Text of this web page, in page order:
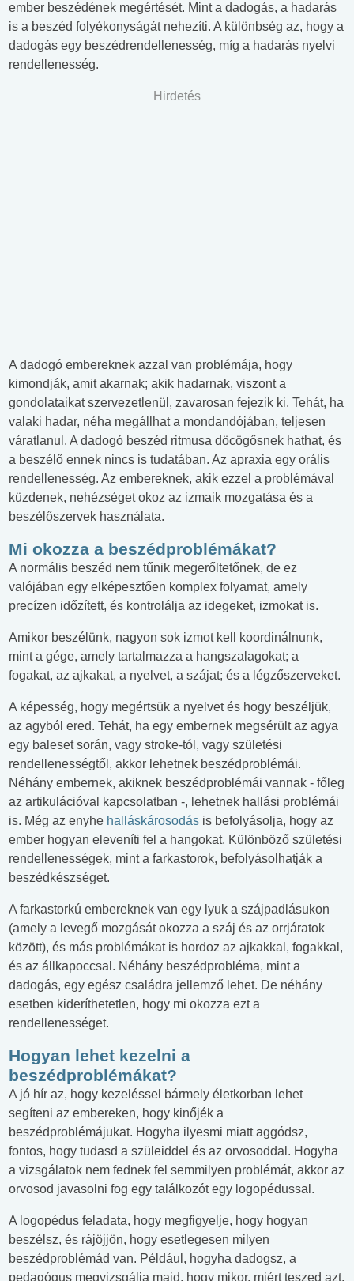
ember beszédének megértését. Mint a dadogás, a hadarás
is a beszéd folyékonyságát nehezíti. A különbség az, hogy a
dadogás egy beszédrendellenesség, míg a hadarás nyelvi
rendellenesség.
Hirdetés
A dadogó embereknek azzal van problémája, hogy
kimondják, amit akarnak; akik hadarnak, viszont a
gondolataikat szervezetlenül, zavarosan fejezik ki. Tehát, ha
valaki hadar, néha megállhat a mondandójában, teljesen
váratlanul. A dadogó beszéd ritmusa döcögősnek hathat, és
a beszélő ennek nincs is tudatában. Az apraxia egy orális
rendellenesség. Az embereknek, akik ezzel a problémával
küzdenek, nehézséget okoz az izmaik mozgatása és a
beszélőszervek használata.
Mi okozza a beszédproblémákat?
A normális beszéd nem tűnik megerőltetőnek, de ez
valójában egy elképesztően komplex folyamat, amely
precízen időzített, és kontrolálja az idegeket, izmokat is.
Amikor beszélünk, nagyon sok izmot kell koordinálnunk,
mint a gége, amely tartalmazza a hangszalagokat; a
fogakat, az ajkakat, a nyelvet, a szájat; és a légzőszerveket.
A képesség, hogy megértsük a nyelvet és hogy beszéljük,
az agyból ered. Tehát, ha egy embernek megsérült az agya
egy baleset során, vagy stroke-tól, vagy születési
rendellenességtől, akkor lehetnek beszédproblémái.
Néhány embernek, akiknek beszédproblémái vannak - főleg
az artikulációval kapcsolatban -, lehetnek hallási problémái
is. Még az enyhe halláskárosodás is befolyásolja, hogy az
ember hogyan eleveníti fel a hangokat. Különböző születési
rendellenességek, mint a farkastorok, befolyásolhatják a
beszédkészséget.
A farkastorkú embereknek van egy lyuk a szájpadlásukon
(amely a levegő mozgását okozza a száj és az orrjáratok
között), és más problémákat is hordoz az ajkakkal, fogakkal,
és az állkapoccsal. Néhány beszédprobléma, mint a
dadogás, egy egész családra jellemző lehet. De néhány
esetben kideríthetetlen, hogy mi okozza ezt a
rendellenességet.
Hogyan lehet kezelni a
beszédproblémákat?
A jó hír az, hogy kezeléssel bármely életkorban lehet
segíteni az embereken, hogy kinőjék a
beszédproblémájukat. Hogyha ilyesmi miatt aggódsz,
fontos, hogy tudasd a szüleiddel és az orvosoddal. Hogyha
a vizsgálatok nem fednek fel semmilyen problémát, akkor az
orvosod javasolni fog egy találkozót egy logopédussal.
A logopédus feladata, hogy megfigyelje, hogy hogyan
beszélsz, és rájöjjön, hogy esetlegesen milyen
beszédproblémád van. Például, hogyha dadogsz, a
pedagógus megvizsgálja majd, hogy mikor, miért teszed azt.